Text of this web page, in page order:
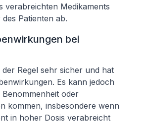
verabreichten Medikaments
Patienten ab.
bei
Regel sehr sicher und hat
Es kann jedoch
oder
kommen, insbesondere wenn
in hoher Dosis verabreicht